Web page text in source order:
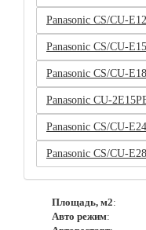
Panasonic CS/CU-
Panasonic CS/CU-
Panasonic CS/CU-
Panasonic CU-
Panasonic CS/CU-
Panasonic CS/CU-
Площадь, м2:
Авто режим: